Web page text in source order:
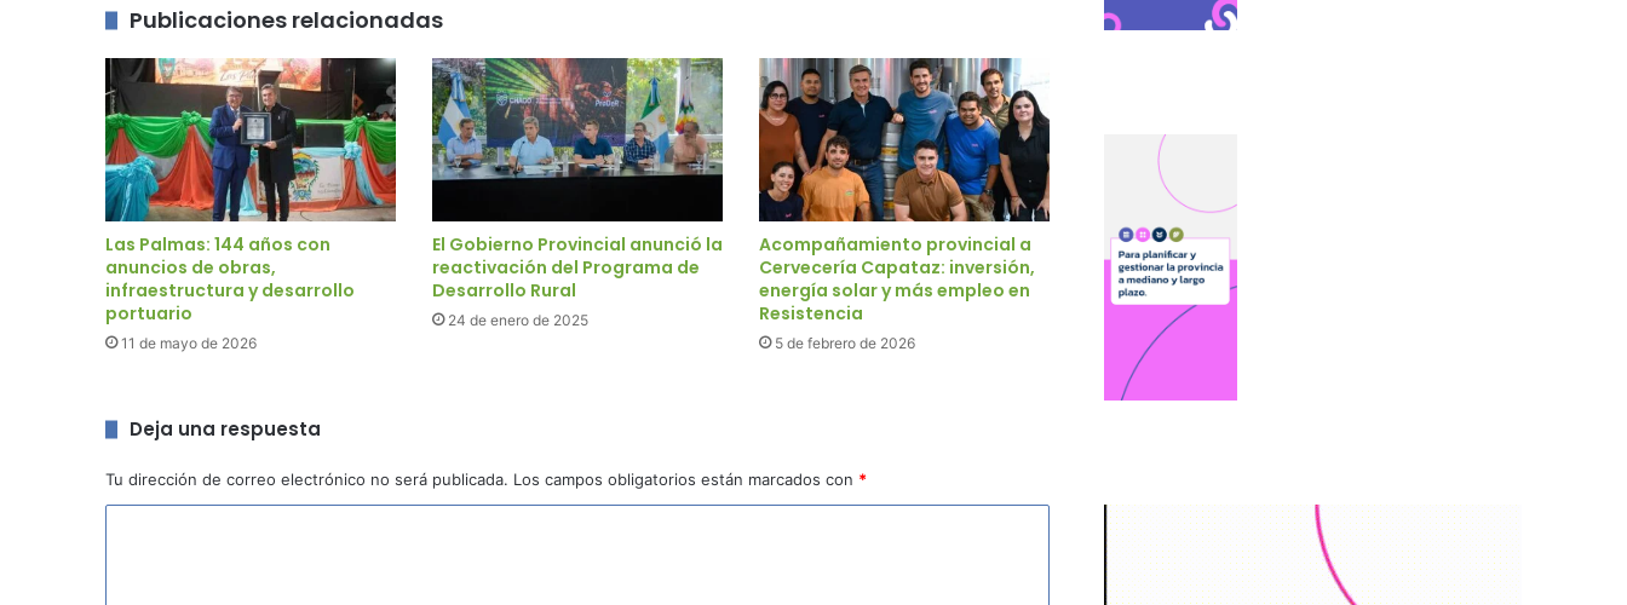
Publicaciones relacionadas
Las Palmas: 144 años con
anuncios de obras,
infraestructura y desarrollo
portuario
11 de mayo de 2026
El Gobierno Provincial anunció la
reactivación del Programa de
Desarrollo Rural
24 de enero de 2025
Acompañamiento provincial a
Cervecería Capataz: inversión,
energía solar y más empleo en
Resistencia
5 de febrero de 2026
Deja una respuesta
Tu dirección de correo electrónico no será publicada. Los campos obligatorios están marcados con *